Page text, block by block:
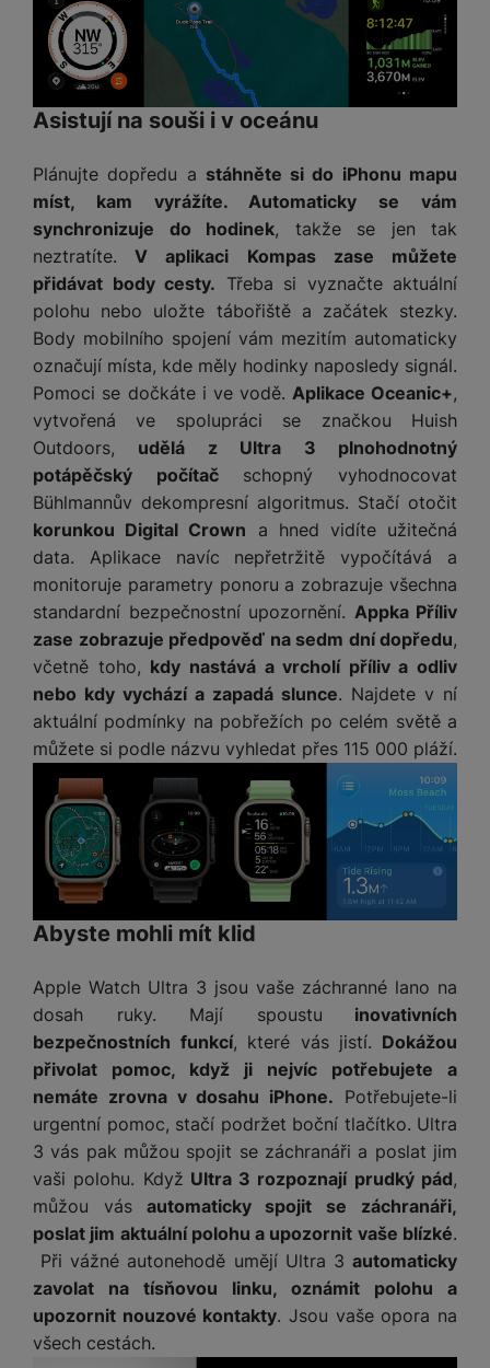
m
y
Asistují na souši i v oceánu
Plánujte dopředu a stáhněte si do iPhonu mapu
míst, kam vyrážíte. Automaticky se vám
synchronizuje do hodinek, takže se jen tak
neztratíte. V aplikaci Kompas zase můžete
přidávat body cesty. Třeba si vyznačte aktuální
polohu nebo uložte tábořiště a začátek stezky.
Body mobilního spojení vám mezitím automaticky
označují místa, kde měly hodinky naposledy signál.
Pomoci se dočkáte i ve vodě. Aplikace Oceanic+,
vytvořená ve spolupráci se značkou Huish
Outdoors, udělá z Ultra 3 plnohodnotný
potápěčský počítačschopný vyhodnocovat
Bühlmannův dekompresní algoritmus. Stačí otočit
korunkou Digital Crown a hned vidíte užitečná
data. Aplikace navíc nepřetržitě vypočítává a
monitoruje parametry ponoru a zobrazuje všechna
standardní bezpečnostní upozornění. Appka Příliv
zase zobrazuje předpověď na sedm dní dopředu,
včetně toho, kdy nastává a vrcholí příliv a odliv
nebo kdy vychází a zapadá slunce. Najdete v ní
aktuální podmínky na pobřežích po celém světě a
můžete si podle názvu vyhledat přes 115 000 pláží.
Abyste mohli mít klid
Apple Watch Ultra 3 jsou vaše záchranné lano na
dosah ruky. Mají spoustu inovativních
bezpečnostních funkcí, které vás jistí. Dokážou
přivolat pomoc, když ji nejvíc potřebujete a
nemáte zrovna v dosahu iPhone. Potřebujete-li
urgentní pomoc, stačí podržet boční tlačítko. Ultra
3 vás pak můžou spojit se záchranáři a poslat jim
vaši polohu. Když Ultra 3 rozpoznají prudký pád,
můžou vásautomaticky spojit se záchranáři,
poslat jim aktuální polohu a upozornit vaše blízké.
Při vážné autonehodě umějí Ultra 3 automaticky
zavolat na tísňovou linku, oznámit polohu a
upozornit nouzové kontakty. Jsou vaše opora na
všech cestách.